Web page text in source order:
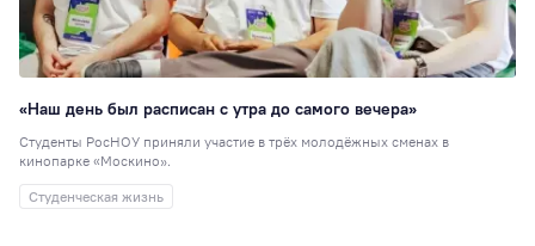
«Наш день был расписан с утра до самого вечера»
Студенты РосНОУ приняли участие в трёх молодёжных сменах в
кинопарке «Москино».
Студенческая жизнь